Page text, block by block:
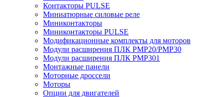
Контакторы PULSE
Миниатюрные силовые реле
Миниконтакторы
Миниконтакторы PULSE
Модификационные комплекты для моторов
Модули расширения ПЛК PMP20/PMP30
Модули расширения ПЛК PMP301
Монтажные панели
Моторные дроссели
Моторы
Опции для двигателей